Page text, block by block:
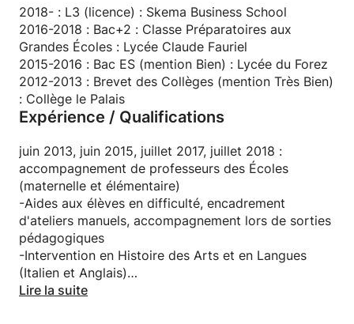
2018- : L3 (licence) : Skema Business School
2016-2018 : Bac+2 : Classe Préparatoires aux
Grandes Écoles : Lycée Claude Fauriel
2015-2016 : Bac ES (mention Bien) : Lycée du Forez
2012-2013 : Brevet des Collèges (mention Très Bien)
: Collège le Palais
Expérience / Qualifications
juin 2013, juin 2015, juillet 2017, juillet 2018 :
accompagnement de professeurs des Écoles
(maternelle et élémentaire)
-Aides aux élèves en difficulté, encadrement
d'ateliers manuels, accompagnement lors de sorties
pédagogiques
-Intervention en Histoire des Arts et en Langues
(Italien et Anglais)
mars 2013 - juin 2013 : cours d'Anglais niveau cycle
Lire la suite